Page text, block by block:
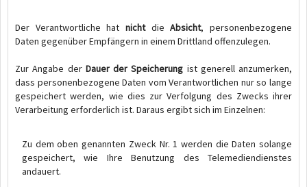
Der Verantwortliche hat nichtdieAbsicht, personenbezogene
Daten gegenüber Empfängern in einem Drittland offenzulegen.
Zur Angabe der Dauer der Speicherung ist generell anzumerken,
dass personenbezogene Daten vom Verantwortlichen nur so lange
gespeichert werden, wie dies zur Verfolgung des Zwecks ihrer
Verarbeitung erforderlich ist. Daraus ergibt sich im Einzelnen:
Zu dem oben genannten Zweck Nr. 1 werden die Daten solange
gespeichert, wie Ihre Benutzung des Telemediendienstes
andauert.